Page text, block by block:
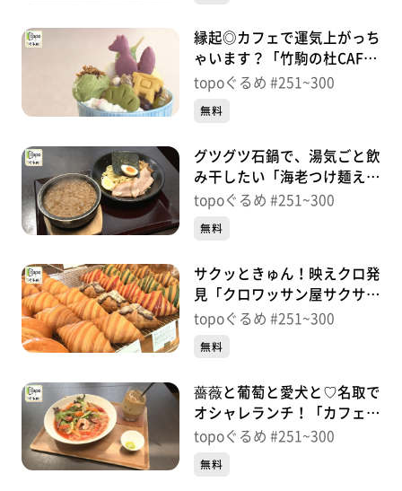
縁起◎カフェで運気上がっち
ゃいます？「竹駒の杜CAFE
一粒万倍」（岩沼市稲荷町）
topoぐるめ #251~300
無料
グツグツ石鍋で、湯気ごと飲
み干したい「海老つけ麺えん
名取店」（名取市植松入生）
topoぐるめ #251~300
無料
サクッときゅん！映えクロ発
見「クロワッサン屋サクサク
名取店」（名取市植松入生）
topoぐるめ #251~300
無料
薔薇と葡萄と愛犬と♡名取で
オシャレランチ！「カフェ･
ド･ローズ」（名取市植松入
topoぐるめ #251~300
無料